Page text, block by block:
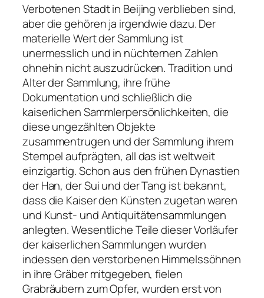
Verbotenen Stadt in Beijing verblieben sind,
aber die gehören ja irgendwie dazu. Der
materielle Wert der Sammlung ist
unermesslich und in nüchternen Zahlen
ohnehin nicht auszudrücken. Tradition und
Alter der Sammlung, ihre frühe
Dokumentation und schließlich die
kaiserlichen Sammlerpersönlichkeiten, die
diese ungezählten Objekte
zusammentrugen und der Sammlung ihrem
Stempel aufprägten, all das ist weltweit
einzigartig. Schon aus den frühen Dynastien
der Han, der Sui und der Tang ist bekannt,
dass die Kaiser den Künsten zugetan waren
und Kunst- und Antiquitätensammlungen
anlegten. Wesentliche Teile dieser Vorläufer
der kaiserlichen Sammlungen wurden
indessen den verstorbenen Himmelssöhnen
in ihre Gräber mitgegeben, fielen
Grabräubern zum Opfer, wurden erst von